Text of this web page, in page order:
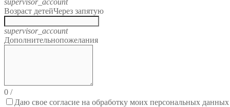
supervisor_account
Возраст детейЧерез запятую
supervisor_account
Дополнительнопожелания
0 /
Даю свое согласие на обработку моих персональных данных